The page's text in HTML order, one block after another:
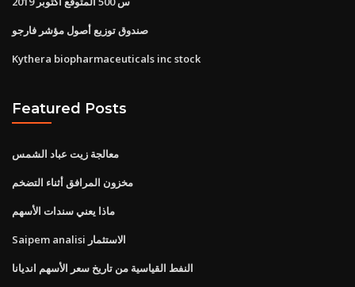
صندوق توزيع أصول مؤشر فارجو
Kythera biopharmaceuticals inc stock
Featured Posts
معالجة زيت عباد الشمس
مخزون المرافق أثناء التضخم
ماذا يعني سندات الأسهم
Saipem analisi الاستثمار
النفط القياسية من تاريخ سعر الأسهم انديانا